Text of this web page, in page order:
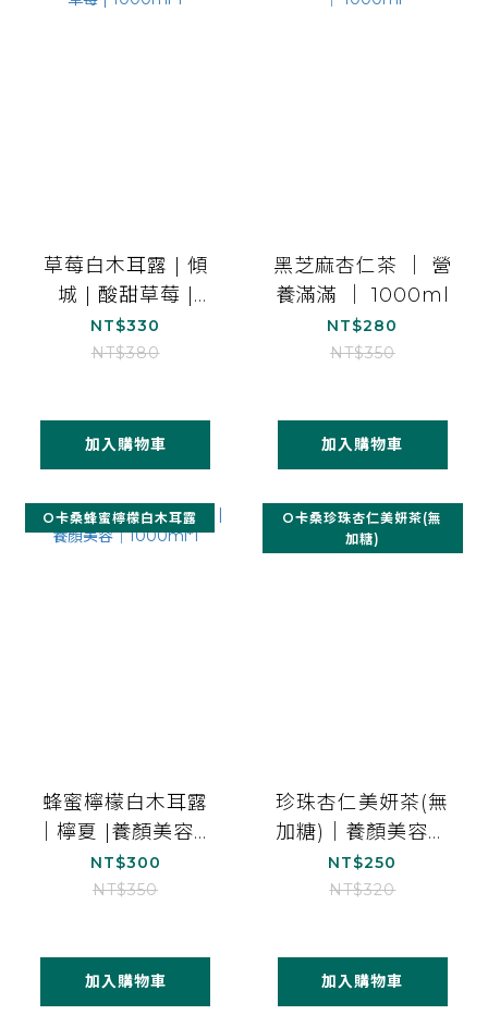
草莓白木耳露 | 傾
城 | 酸甜草莓 |
1000ml*1
NT$330
NT$380
加入購物車
黑芝麻杏仁茶 ｜ 營
養滿滿 ｜ 1000ml
NT$280
NT$350
加入購物車
O卡桑蜂蜜檸檬白木耳露
蜂蜜檸檬白木耳露
｜檸夏 |養顏美容｜
1000ml*1
NT$300
NT$350
加入購物車
O卡桑珍珠杏仁美妍茶(無
加糖)
珍珠杏仁美妍茶(無
加糖)｜養顏美容｜
1000ml
NT$250
NT$320
加入購物車